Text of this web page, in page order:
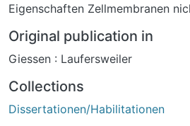
Eigenschaften Zellmembranen
sind sulfatierte Steroide
können erst nach Desulfatierung
biologische Antwort hervorrufen.
Eigenschaften ist der SOAT ein
Original publication in
Giessen : Laufersweiler
Collections
Dissertationen/Habilitationen